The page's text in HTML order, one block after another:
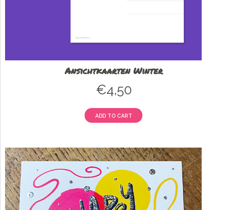
Ansichtkaarten Winter
€4,50
ADD TO CART